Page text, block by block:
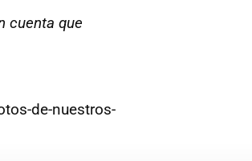
cuenta que
de-nuestros-